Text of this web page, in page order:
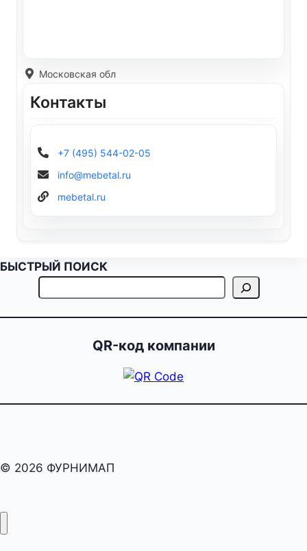
Московская обл
Контакты
+7 (495) 544-02-05
info@mebetal.ru
mebetal.ru
БЫСТРЫЙ ПОИСК
QR-код компании
© 2026 ФУРНИМАП